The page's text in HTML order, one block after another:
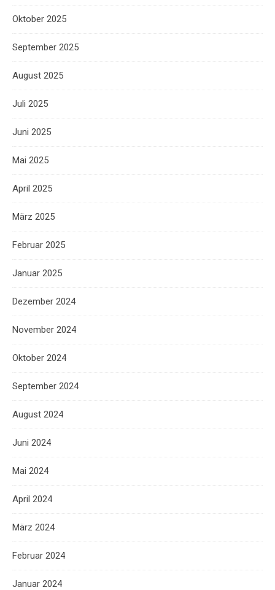
Oktober 2025
September 2025
August 2025
Juli 2025
Juni 2025
Mai 2025
April 2025
März 2025
Februar 2025
Januar 2025
Dezember 2024
November 2024
Oktober 2024
September 2024
August 2024
Juni 2024
Mai 2024
April 2024
März 2024
Februar 2024
Januar 2024